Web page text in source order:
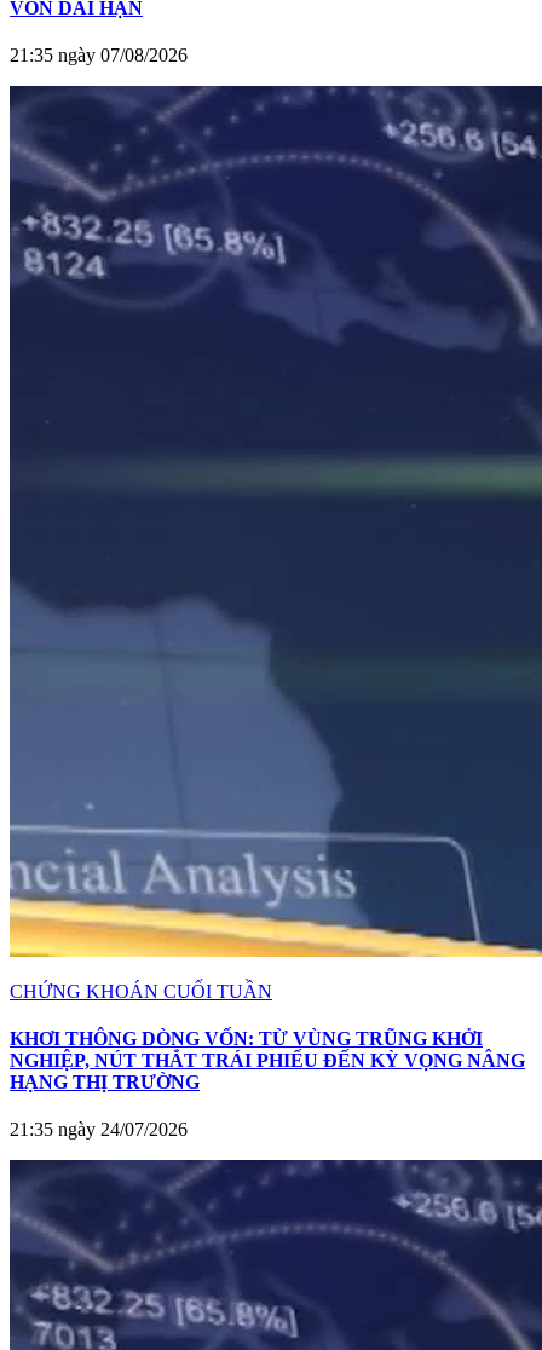
VỐN DÀI HẠN
21:35 ngày 07/08/2026
CHỨNG KHOÁN CUỐI TUẦN
KHƠI THÔNG DÒNG VỐN: TỪ VÙNG TRŨNG KHỞI
NGHIỆP, NÚT THẮT TRÁI PHIẾU ĐẾN KỲ VỌNG NÂNG
HẠNG THỊ TRƯỜNG
21:35 ngày 24/07/2026